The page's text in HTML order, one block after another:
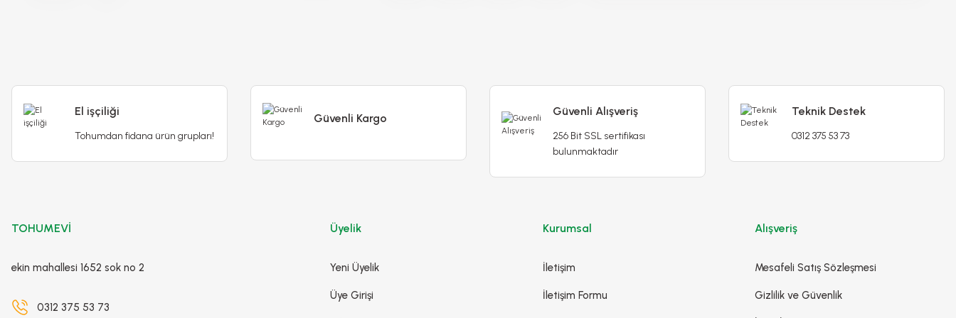
Detaylı İncele
Cam Güzeli Çiçeği Tohumu Mİx - Impatiens Walleriana
Çörekotu çiçeği tohumu - nigella damoscena
Detaylı İncele
El işçiliği
Tohumdan fidana ürün grupları!
Güvenli Kargo
Güvenli Alışveriş
256 Bit SSL sertifikası
bulunmaktadır
Teknik Destek
0312 375 53 73
TOHUMEVİ
ekin mahallesi 1652 sok no 2
0312 375 53 73
Üyelik
Yeni Üyelik
Üye Girişi
Kurumsal
İletişim
İletişim Formu
Alışveriş
Mesafeli Satış Sözleşmesi
Gizlilik ve Güvenlik